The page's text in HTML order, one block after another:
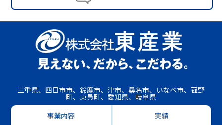
三重県、四日市市、鈴鹿市、津市、桑名市、いなべ市、菰野
町、東員町、愛知県、岐阜県
事業内容
実績